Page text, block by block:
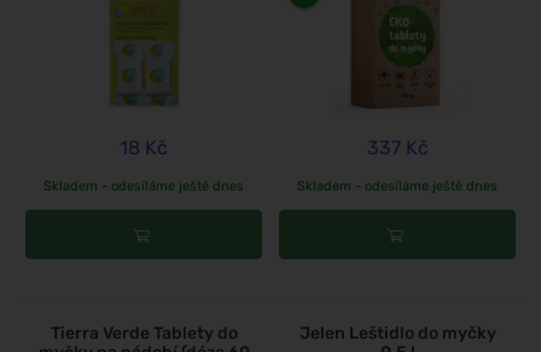
18 Kč
Skladem - odesíláme ještě dnes
337 Kč
Skladem - odesíláme ještě dnes
Tierra Verde Tablety do
Jelen Leštidlo do myčky